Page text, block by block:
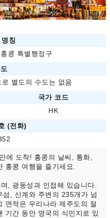
명칭
콩 특별행정구
별도의 수도는 없음
국가 코드
HK
(전화)
에 도착! 홍콩의 날씨, 통화,
홍콩 여행을 즐기세요.
, 광둥성과 인접해 있습니다.
, 신계와 주변의 235개가 넘
면적은 우리나라 제주도의 절
기간 동안 영국의 식민지로 있